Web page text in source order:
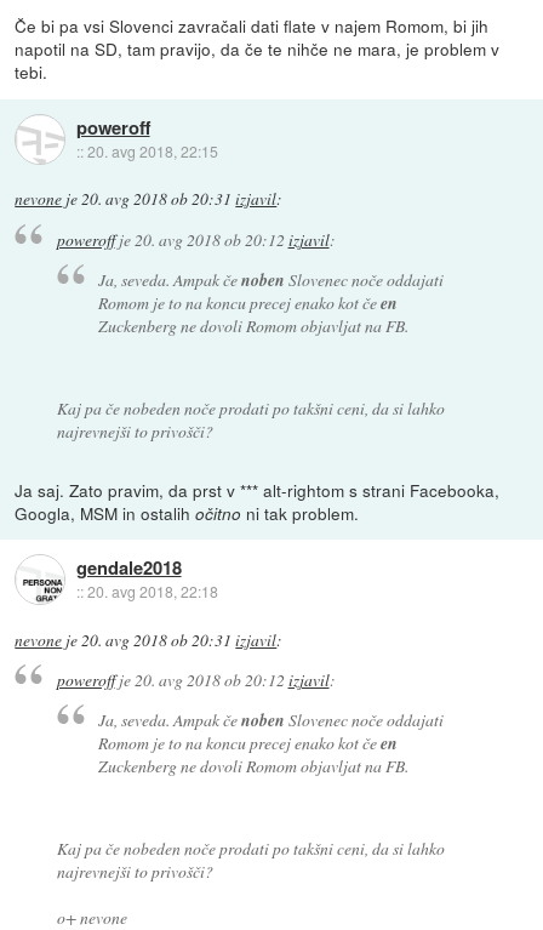
Če bi pa vsi Slovenci zavračali dati flate v najem Romom, bi jih
napotil na SD, tam pravijo, da če te nihče ne mara, je problem v
tebi.
poweroff
::20. avg 2018, 22:15
nevone je20. avg 2018 ob 20:31 izjavil:
poweroffje20. avg 2018 ob 20:12 izjavil:
Ja, seveda. Ampak čenoben Slovenec noče oddajati
Romom je to na koncu precej enako kot čeen
Zuckenberg ne dovoli Romom objavljat na FB.
Kaj pa če nobeden noče prodati po takšni ceni, da si lahko
najrevnejši to privošči?
Ja saj. Zato pravim, da prst v *** alt-rightom s strani Facebooka,
Googla, MSM in ostalihočitno ni tak problem.
gendale2018
::20. avg 2018, 22:18
nevone je20. avg 2018 ob 20:31 izjavil:
poweroffje20. avg 2018 ob 20:12 izjavil:
Ja, seveda. Ampak čenoben Slovenec noče oddajati
Romom je to na koncu precej enako kot čeen
Zuckenberg ne dovoli Romom objavljat na FB.
Kaj pa če nobeden noče prodati po takšni ceni, da si lahko
najrevnejši to privošči?
o+ nevone